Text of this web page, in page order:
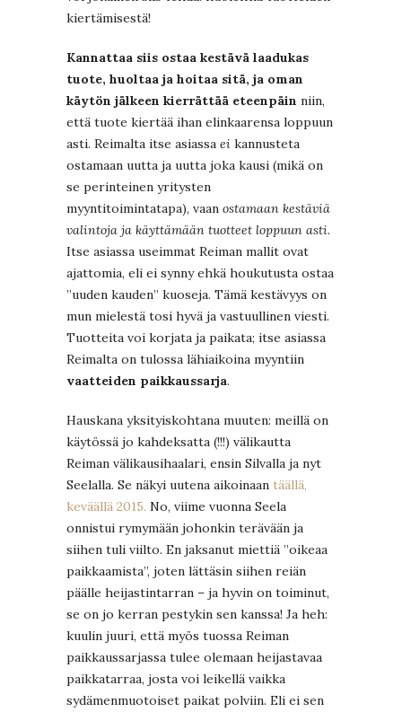
kiertämisestä!
Kannattaa siis ostaa kestävä laadukas
tuote, huoltaa ja hoitaa sitä, ja oman
käytön jälkeen kierrättää eteenpäin niin,
että tuote kiertää ihan elinkaarensa loppuun
asti. Reimalta itse asiassa ei kannusteta
ostamaan uutta ja uutta joka kausi (mikä on
se perinteinen yritysten
myyntitoimintatapa), vaan ostamaan kestäviä
valintoja ja käyttämään tuotteet loppuun asti.
Itse asiassa useimmat Reiman mallit ovat
ajattomia, eli ei synny ehkä houkutusta ostaa
”uuden kauden” kuoseja. Tämä kestävyys on
mun mielestä tosi hyvä ja vastuullinen viesti.
Tuotteita voi korjata ja paikata; itse asiassa
Reimalta on tulossa lähiaikoina myyntiin
vaatteiden paikkaussarja.
Hauskana yksityiskohtana muuten: meillä on
käytössä jo kahdeksatta (!!!) välikautta
Reiman välikausihaalari, ensin Silvalla ja nyt
Seelalla. Se näkyi uutena aikoinaan täällä,
keväällä 2015. No, viime vuonna Seela
onnistui rymymään johonkin terävään ja
siihen tuli viilto. En jaksanut miettiä ”oikeaa
paikkaamista”, joten lättäsin siihen reiän
päälle heijastintarran – ja hyvin on toiminut,
se on jo kerran pestykin sen kanssa! Ja heh:
kuulin juuri, että myös tuossa Reiman
paikkaussarjassa tulee olemaan heijastavaa
paikkatarraa, josta voi leikellä vaikka
sydämenmuotoiset paikat polviin. Eli ei sen